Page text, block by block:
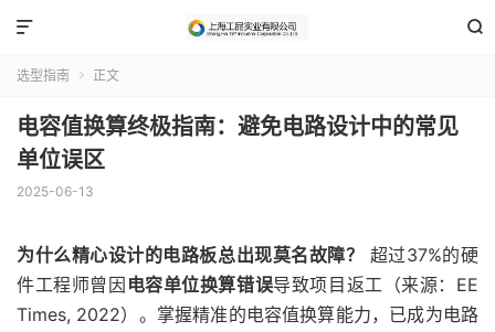


选型指南  正文
电容值换算终极指南：避免电路设计中的常见
单位误区
2025-06-13
为什么精心设计的电路板总出现莫名故障？
超过37%的硬
件工程师曾因 电容单位换算错误导致项目返工（来源：EE
Times, 2022）。掌握精准的电容值换算能力，已成为电路